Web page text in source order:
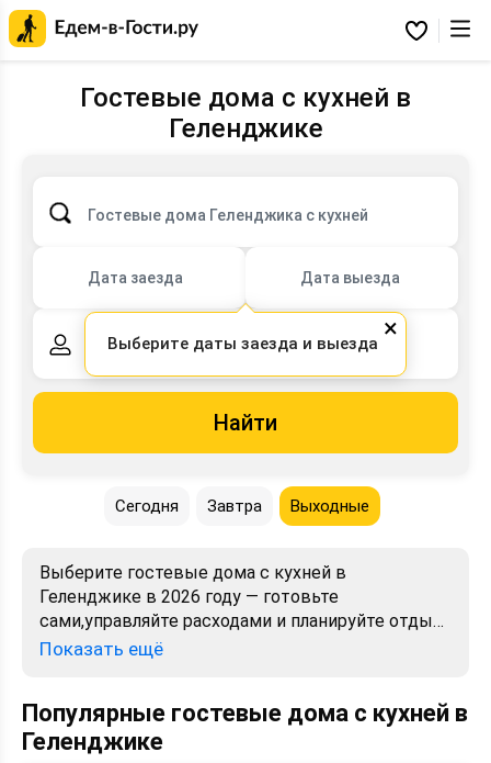
Избранное
Гостевые дома с кухней в
Геленджике
Гостевые дома Геленджика с кухней
Дата заезда Дата выезда
2 взрослых,0 детей
Найти
Сегодня Завтра Выходные
Выберите гостевые дома с кухней в
Геленджике в 2026 году — готовьте
сами,управляйте расходами и планируйте отдых
в удобном ритме.Варианты от 600 рублей за
Показать ещё
Популярные гостевые дома с кухней в
Геленджике
×
Выберите даты заезда и выезда